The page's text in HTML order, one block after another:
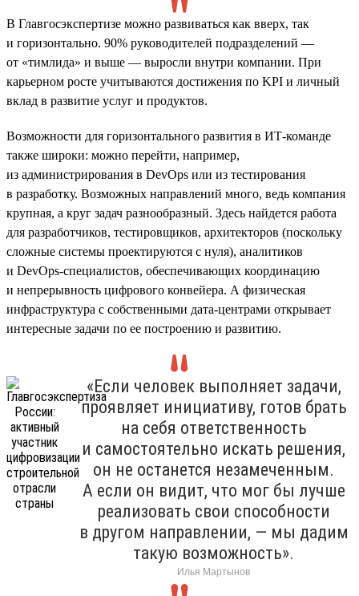
В Главгосэкспертизе можно развиваться как вверх, так
и горизонтально. 90% руководителей подразделений —
от «тимлида» и выше — выросли внутри компании. При
карьерном росте учитываются достижения по KPI и личный
вклад в развитие услуг и продуктов.
Возможности для горизонтального развития в ИТ-команде
также широки: можно перейти, например,
из администрирования в DevOps или из тестирования
в разработку. Возможных направлений много, ведь компания
крупная, а круг задач разнообразный. Здесь найдется работа
для разработчиков, тестировщиков, архитекторов (поскольку
сложные системы проектируются с нуля), аналитиков
и DevOps-специалистов, обеспечивающих координацию
и непрерывность цифрового конвейера. А физическая
инфраструктура с собственными дата-центрами открывает
интересные задачи по ее построению и развитию.
«Если человек выполняет задачи,
проявляет инициативу, готов брать
на себя ответственность
и самостоятельно искать решения,
он не останется незамеченным.
А если он видит, что мог бы лучше
реализовать свои способности
в другом направлении, — мы дадим
такую возможность».
Илья Мартынов